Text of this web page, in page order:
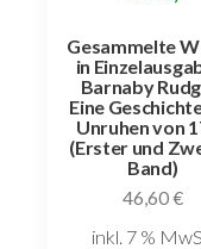
Gesammelte
in
Barnaby
Eine
Unruhen von
(Erster und
Band)
46,60€
inkl. 7 %